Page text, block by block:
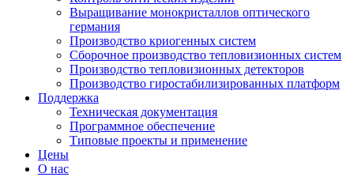
Выращивание монокристаллов оптического
германия
Производство криогенных систем
Сборочное производство тепловизионных систем
Производство тепловизионных детекторов
Производство гиростабилизированных платформ
Поддержка
Техническая документация
Программное обеспечение
Типовые проекты и применение
Цены
О нас